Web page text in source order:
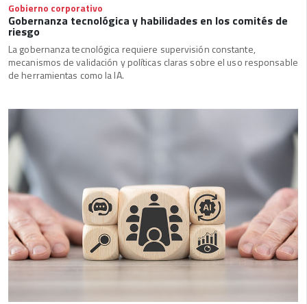
Gobierno corporativo
Gobernanza tecnológica y habilidades en los comités de
riesgo
La gobernanza tecnológica requiere supervisión constante,
mecanismos de validación y políticas claras sobre el uso responsable
de herramientas como la IA.